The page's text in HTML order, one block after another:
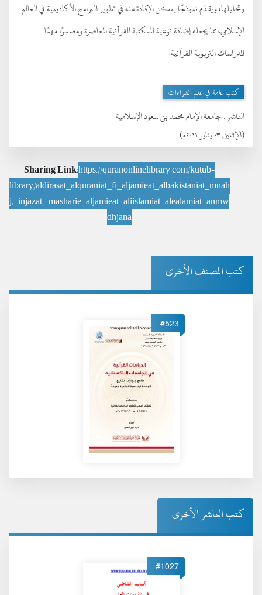
(الإثنين ٠٣ يناير ٢٠١١ء)
الناشر :جامعة الإمام محمد بن سعود الإسلامية
وتحليلها، ويقدّم نموذجًا يمكن الإفادة منه في تطوير البرامج الأكاديمية في العالم
الإسلامي، مما يجعله إضافة نوعية للمكتبة القرآنية المعاصرة ومصدرًا مهمًا
للدراسات التربوية القرآنية.
كتب عامة في علم القراءات
Sharing Link:https://quranonlinelibrary.com/kutub-
library/aldirasat_alquraniat_fi_aljamieat_albakistaniat_mnah
j,_injazat,_masharie_aljamieat_aliislamiat_alealamiat_anmw
dhjana
كتب المصنف الأخرى
#523
كتب الناشر الأخرى
#1027